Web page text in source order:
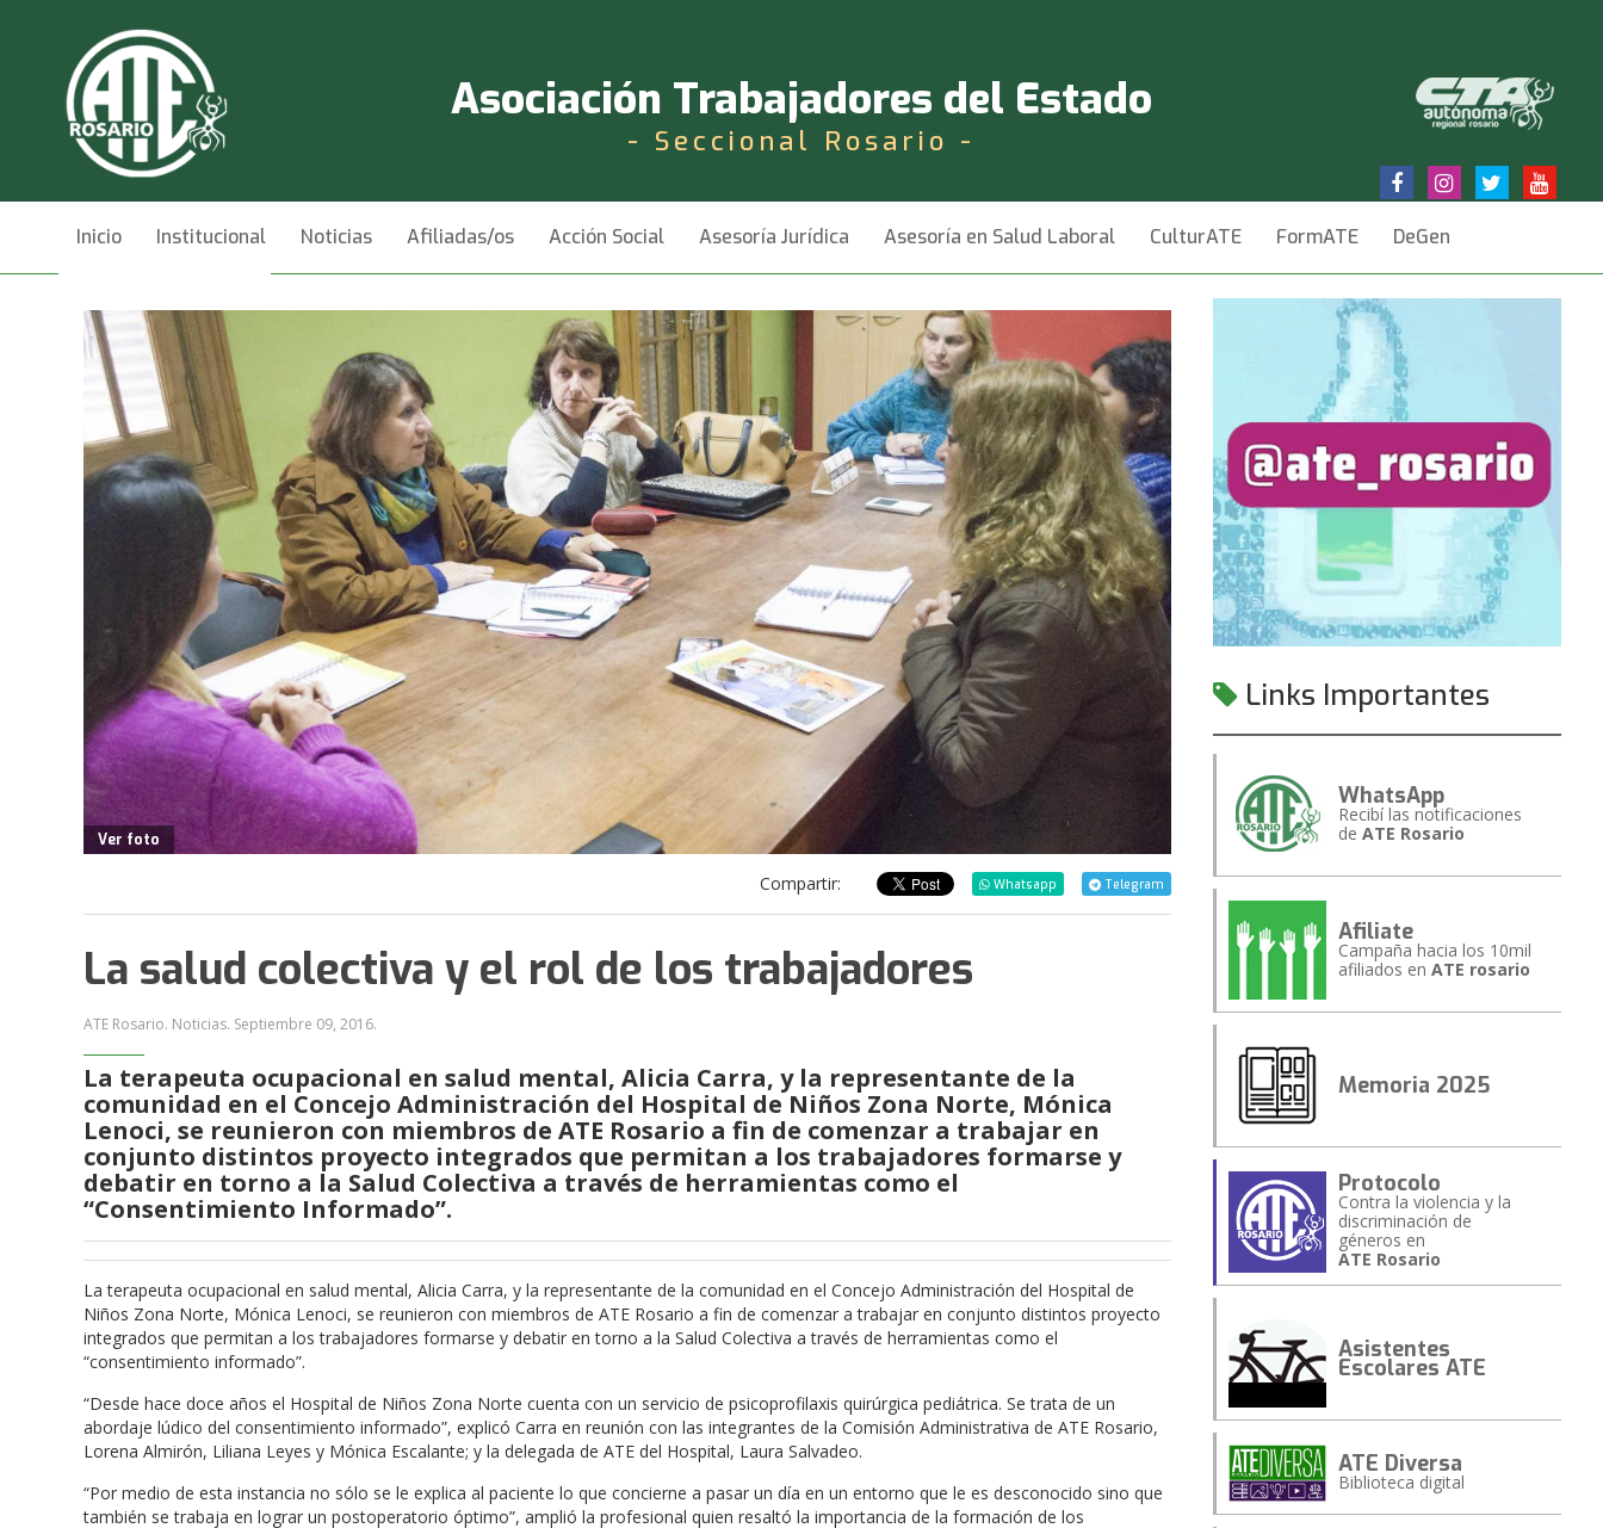
Asociación Trabajadores del Estado
- Seccional Rosario -
Inicio Institucional Noticias Afiliadas/os Acción Social Asesoría Jurídica Asesoría en Salud Laboral CulturATE FormATE DeGen
Videos Contacto
Ver foto
Telegram
Whatsapp
Compartir:
La salud colectiva y el rol de los trabajadores
ATE Rosario. Noticias. Septiembre 09, 2016.
La terapeuta ocupacional en salud mental, Alicia Carra, y la representante de la
comunidad en el Concejo Administración del Hospital de Niños Zona Norte, Mónica
Lenoci, se reunieron con miembros de ATE Rosario a fin de comenzar a trabajar en
conjunto distintos proyecto integrados que permitan a los trabajadores formarse y
debatir en torno a la Salud Colectiva a través de herramientas como el
“Consentimiento Informado”.
La terapeuta ocupacional en salud mental, Alicia Carra, y la representante de la comunidad en el Concejo Administración del Hospital de
Niños Zona Norte, Mónica Lenoci, se reunieron con miembros de ATE Rosario a fin de comenzar a trabajar en conjunto distintos proyecto
integrados que permitan a los trabajadores formarse y debatir en torno a la Salud Colectiva a través de herramientas como el
“consentimiento informado”.
“Desde hace doce años el Hospital de Niños Zona Norte cuenta con un servicio de psicoprofilaxis quirúrgica pediátrica. Se trata de un
abordaje lúdico del consentimiento informado”, explicó Carra en reunión con las integrantes de la Comisión Administrativa de ATE Rosario,
Lorena Almirón, Liliana Leyes y Mónica Escalante; y la delegada de ATE del Hospital, Laura Salvadeo.
“Por medio de esta instancia no sólo se le explica al paciente lo que concierne a pasar un día en un entorno que le es desconocido sino que
también se trabaja en lograr un postoperatorio óptimo”, amplió la profesional quien resaltó la importancia de la formación de los
Links Importantes
WhatsApp
Recibí las notificaciones
de ATE Rosario
Afiliate
Campaña hacia los 10mil
afiliados en ATE rosario
Memoria 2025
Protocolo
Contra la violencia y la
discriminación de
géneros en
ATE Rosario
Asistentes
Escolares ATE
ATE Diversa
Biblioteca digital